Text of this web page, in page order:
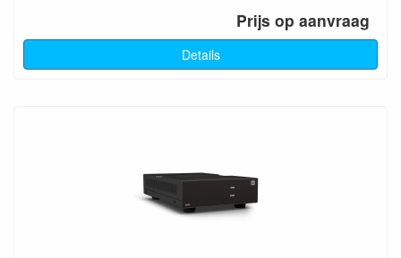
Prijs op aanvraag
Details